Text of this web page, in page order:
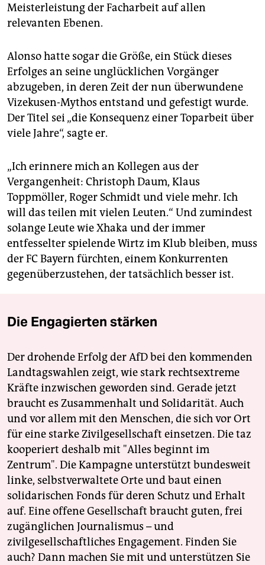
Meisterleistung der Facharbeit auf allen
relevanten Ebenen.
Alonso hatte sogar die Größe, ein Stück dieses
Erfolges an seine unglücklichen Vorgänger
abzugeben, in deren Zeit der nun überwundene
Vizekusen-Mythos entstand und gefestigt wurde.
Der Titel sei „die Konsequenz einer Top­arbeit über
viele Jahre“, sagte er.
„Ich erinnere mich an Kollegen aus der
Vergangenheit: Christoph Daum, Klaus
Toppmöller, Roger Schmidt und viele mehr. Ich
will das teilen mit vielen Leuten.“ Und zumindest
solange Leute wie Xhaka und der immer
entfesselter spielende Wirtz im Klub bleiben, muss
der FC Bayern fürchten, einem Konkurrenten
gegenüberzustehen, der tatsächlich besser ist.
Die Engagierten stärken
Der drohende Erfolg der AfD bei den kommenden
Landtagswahlen zeigt, wie stark rechtsextreme
Kräfte inzwischen geworden sind. Gerade jetzt
braucht es Zusammenhalt und Solidarität. Auch
und vor allem mit den Menschen, die sich vor Ort
für eine starke Zivilgesellschaft einsetzen. Die taz
kooperiert deshalb mit "Alles beginnt im
Zentrum". Die Kampagne unterstützt bundesweit
linke, selbstverwaltete Orte und baut einen
solidarischen Fonds für deren Schutz und Erhalt
auf. Eine offene Gesellschaft braucht guten, frei
zugänglichen Journalismus – und
zivilgesellschaftliches Engagement. Finden Sie
auch? Dann machen Sie mit und unterstützen Sie